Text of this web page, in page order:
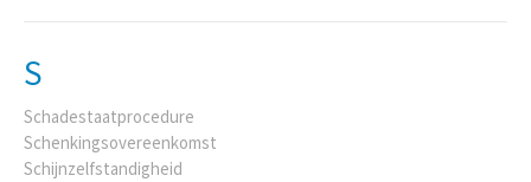
S
Schadestaatprocedure
Schenkingsovereenkomst
Schijnzelfstandigheid